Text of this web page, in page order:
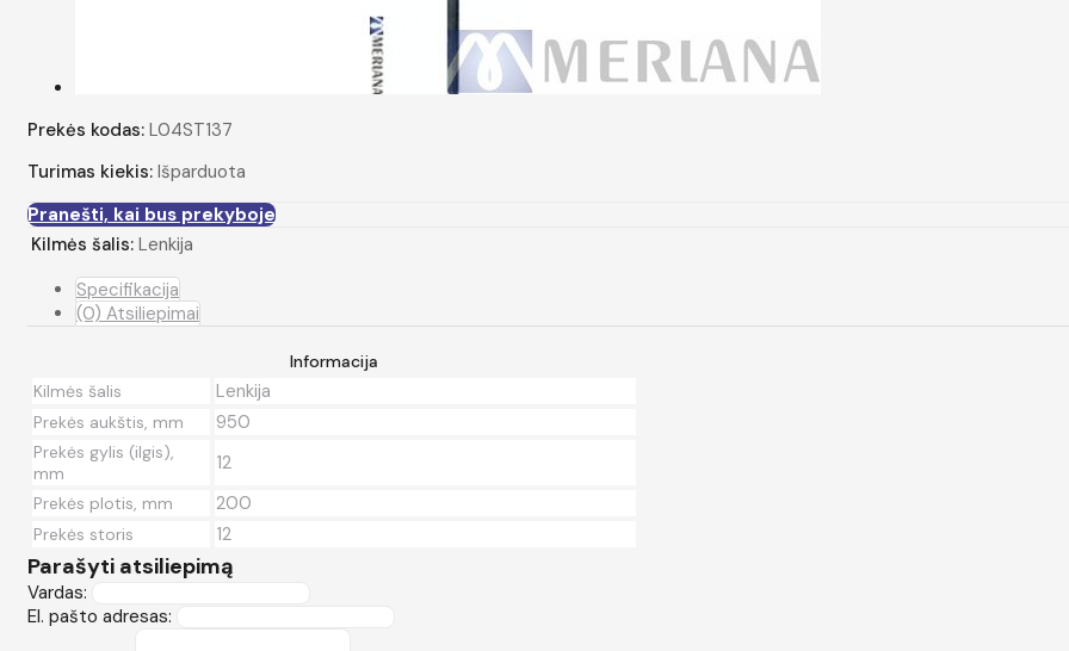
Prekės kodas: L04ST137
Turimas kiekis: Išparduota
Pranešti, kai bus prekyboje
Kilmės šalis: Lenkija
Specifikacija
(0) Atsiliepimai
Informacija
Kilmės šalis
Lenkija
Prekės aukštis, mm 950
Prekės gylis (ilgis),
mm
12
Prekės plotis, mm 200
Prekės storis 12
Parašyti atsiliepimą
Vardas:
El. pašto adresas: